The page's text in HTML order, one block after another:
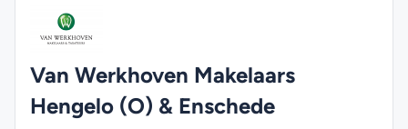
Van Werkhoven Makelaars
Hengelo (O) & Enschede